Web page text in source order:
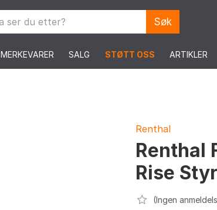
Søk
MERKEVARER SALG STØTT OSS ARTIKLER
Renthal
Renthal
Rise
(Ingen